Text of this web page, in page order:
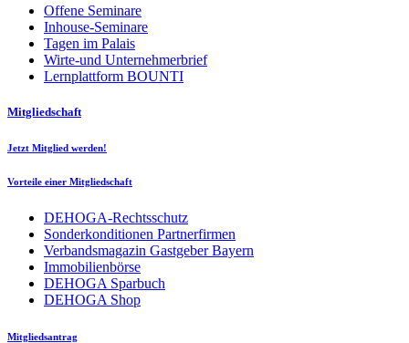
Offene Seminare
Inhouse-Seminare
Tagen im Palais
Wirte-und Unternehmerbrief
Lernplattform BOUNTI
Mitgliedschaft
Jetzt Mitglied werden!
Vorteile einer Mitgliedschaft
DEHOGA-Rechtsschutz
Sonderkonditionen Partnerfirmen
Verbandsmagazin Gastgeber Bayern
Immobilienbörse
DEHOGA Sparbuch
DEHOGA Shop
Mitgliedsantrag